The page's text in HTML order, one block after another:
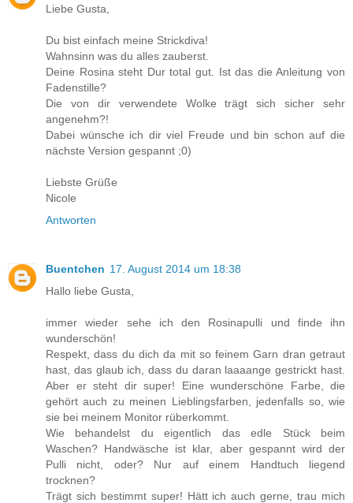
Liebe Gusta,
Du bist einfach meine Strickdiva!
Wahnsinn was du alles zauberst.
Deine Rosina steht Dur total gut. Ist das die Anleitung von
Fadenstille?
Die von dir verwendete Wolke trägt sich sicher sehr
angenehm?!
Dabei wünsche ich dir viel Freude und bin schon auf die
nächste Version gespannt ;0)
Liebste Grüße
Nicole
Antworten
Buentchen 17. August 2014 um 18:38
Hallo liebe Gusta,
immer wieder sehe ich den Rosinapulli und finde ihn
wunderschön!
Respekt, dass du dich da mit so feinem Garn dran getraut
hast, das glaub ich, dass du daran laaaange gestrickt hast.
Aber er steht dir super! Eine wunderschöne Farbe, die
gehört auch zu meinen Lieblingsfarben, jedenfalls so, wie
sie bei meinem Monitor rüberkommt.
Wie behandelst du eigentlich das edle Stück beim
Waschen? Handwäsche ist klar, aber gespannt wird der
Pulli nicht, oder? Nur auf einem Handtuch liegend
trocknen?
Trägt sich bestimmt super! Hätt ich auch gerne, trau mich